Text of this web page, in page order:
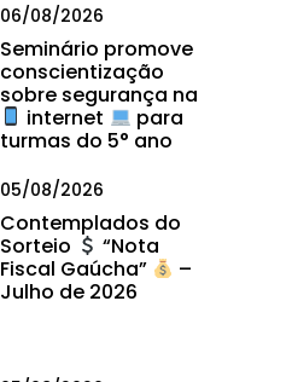
06/08/2026
Seminário promove
conscientização
sobre segurança na
internet
para
turmas do 5° ano
05/08/2026
Contemplados do
Sorteio
“Nota
Fiscal Gaúcha”
–
Julho de 2026